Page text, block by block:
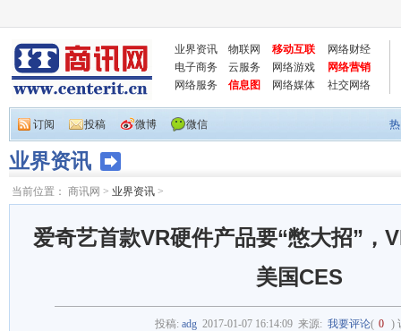
业界资讯 物联网 移动互联
网络财经
电子商务
云服务 网络游戏
网络营销
网络服务
信息图 网络媒体 社交网络
订阅 投稿 微博 微信
业界资讯
当前位置： 商讯网 > 业界资讯 >
爱奇艺首款VR硬件产品要“憋大招”，
美国CES
投稿: adg 2017-01-07 16:14:09 来源: 我要评论( 0 )